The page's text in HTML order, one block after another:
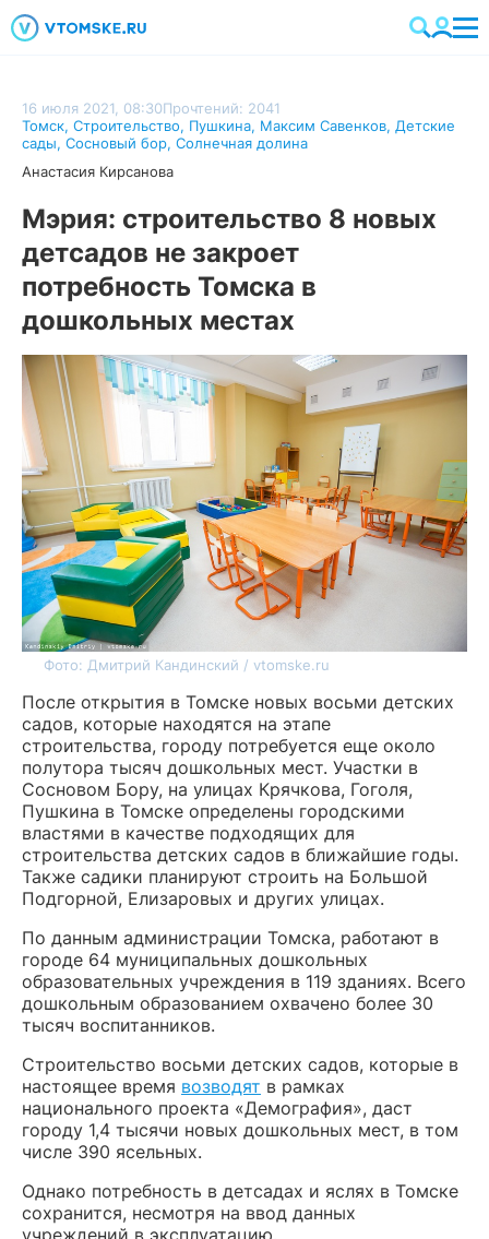
16 июля 2021, 08:30Прочтений: 2041
Томск, Строительство, Пушкина, Максим Савенков, Детские
сады, Сосновый бор, Солнечная долина
Анастасия Кирсанова
Мэрия: строительство 8 новых
детсадов не закроет
потребность Томска в
дошкольных местах
Фото: Дмитрий Кандинский / vtomske.ru
После открытия в Томске новых восьми детских
садов, которые находятся на этапе
строительства, городу потребуется еще около
полутора тысяч дошкольных мест. Участки в
Сосновом Бору, на улицах Крячкова, Гоголя,
Пушкина в Томске определены городскими
властями в качестве подходящих для
строительства детских садов в ближайшие годы.
Также садики планируют строить на Большой
Подгорной, Елизаровых и других улицах.
По данным администрации Томска, работают в
городе 64 муниципальных дошкольных
образовательных учреждения в 119 зданиях. Всего
дошкольным образованием охвачено более 30
тысяч воспитанников.
Строительство восьми детских садов, которые в
настоящее время возводят в рамках
национального проекта «Демография», даст
городу 1,4 тысячи новых дошкольных мест, в том
числе 390 ясельных.
Однако потребность в детсадах и яслях в Томске
сохранится, несмотря на ввод данных
учреждений в эксплуатацию.